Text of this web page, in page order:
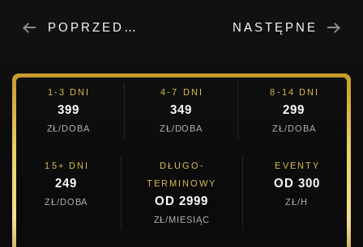
POPRZEDNIE NASTĘPNE
1-3 DNI
399
ZŁ/DOBA
4-7 DNI
349
ZŁ/DOBA
8-14 DNI
299
ZŁ/DOBA
15+ DNI
249
ZŁ/DOBA
DŁUGO-
TERMINOWY
OD 2999
ZŁ/MIESIĄC
EVENTY
OD 300
ZŁ/H